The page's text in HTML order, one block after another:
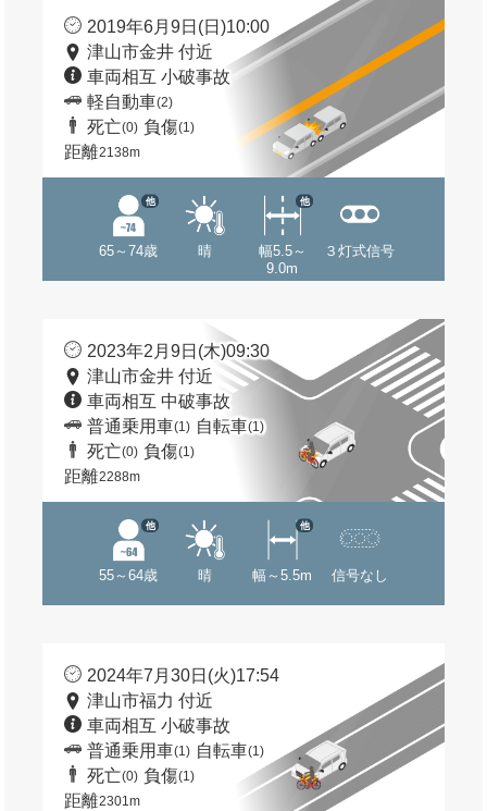
2019年6月9日(日)10:00
津山市金井 付近
車両相互 小破事故
軽自動車(2)
死亡(0) 負傷(1)
距離2138m
65～74歳
他
晴
幅5.5～
9.0m
他
３灯式信号
2023年2月9日(木)09:30
津山市金井 付近
車両相互 中破事故
普通乗用車(1) 自転車(1)
死亡(0) 負傷(1)
距離2288m
55～64歳
他
晴 幅～5.5m
他
信号なし
2024年7月30日(火)17:54
津山市福力 付近
車両相互 小破事故
普通乗用車(1) 自転車(1)
死亡(0) 負傷(1)
距離2301m